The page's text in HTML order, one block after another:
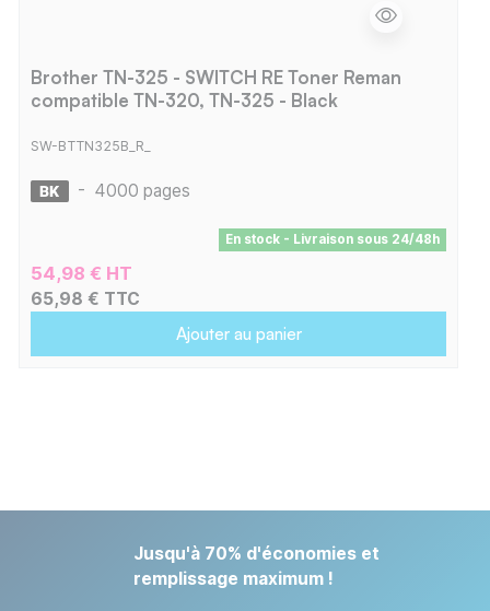
Brother TN-325 - SWITCH RE Toner Reman
compatible TN-320, TN-325 - Black
SW-BTTN325B_R_
- 4000 pages
En stock - Livraison sous 24/48h
54,98 € HT
65,98 € TTC
Ajouter au panier
Jusqu'à 70% d'économies et
remplissage maximum !